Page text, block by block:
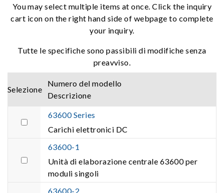
You may select multiple items at once. Click the inquiry
cart icon on the right hand side of webpage to complete
your inquiry.
Tutte le specifiche sono passibili di modifiche senza
preavviso.
Selezione
Numero del modello
Descrizione
63600 Series
Carichi elettronici DC
63600-1
Unità di elaborazione centrale 63600 per
moduli singoli
63600-2